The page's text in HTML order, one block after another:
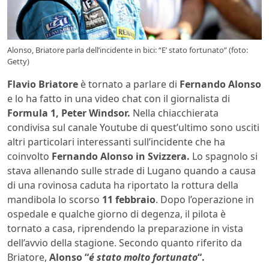
Alonso, Briatore parla dell’incidente in bici: “E’ stato fortunato” (foto:
Getty)
Flavio Briatore è tornato a parlare di Fernando Alonso
e lo ha fatto in una video chat con il giornalista di
Formula 1, Peter Windsor. Nella chiacchierata
condivisa sul canale Youtube di quest’ultimo sono usciti
altri particolari interessanti sull’incidente che ha
coinvolto Fernando Alonso in Svizzera. Lo spagnolo si
stava allenando sulle strade di Lugano quando a causa
di una rovinosa caduta ha riportato la rottura della
mandibola lo scorso 11 febbraio. Dopo l’operazione in
ospedale e qualche giorno di degenza, il pilota è
tornato a casa, riprendendo la preparazione in vista
dell’avvio della stagione. Secondo quanto riferito da
Briatore, Alonso “é stato molto fortunato“.